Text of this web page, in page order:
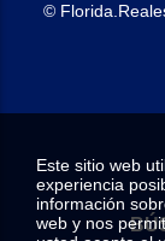
©
Este sitio web
experiencia
información
web y nos